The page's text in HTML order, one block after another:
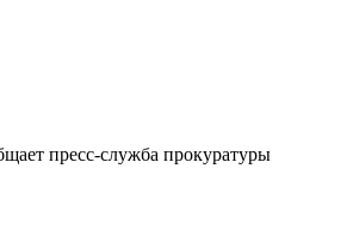
пресс-служба прокуратуры